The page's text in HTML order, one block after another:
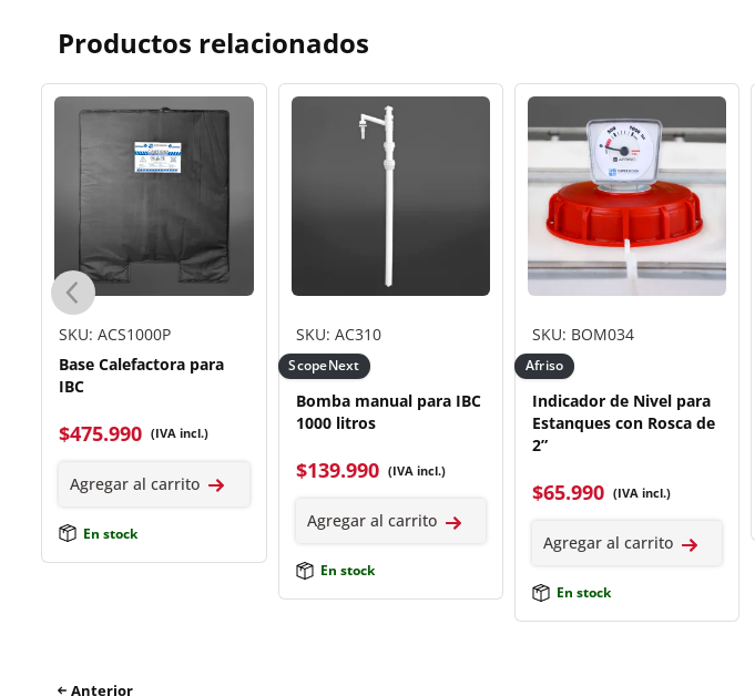
Productos relacionados
SKU: ACS1000P
Base Calefactora para
IBC
$475.990 (IVA incl.)
Agregar al carrito
En stock
SKU: AC310
ScopeNext
Bomba manual para IBC
1000 litros
$139.990 (IVA incl.)
Agregar al carrito
En stock
SKU: BOM034
Afriso
Indicador de Nivel para
Estanques con Rosca de
2”
$65.990 (IVA incl.)
Agregar al carrito
En stock
Anterior